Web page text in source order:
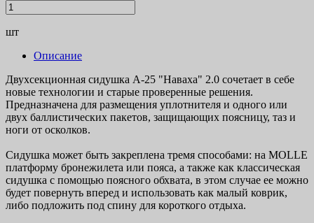
шт
Описание
Двухсекционная сидушка А-25 "Наваха" 2.0 сочетает в себе
новые технологии и старые проверенные решения.
Предназначена для размещения уплотнителя и одного или
двух баллистических пакетов, защищающих поясницу, таз и
ноги от осколков.
Сидушка может быть закреплена тремя способами: на MOLLE
платформу бронежилета или пояса, а также как классическая
сидушка с помощью поясного обхвата, в этом случае ее можно
будет повернуть вперед и использовать как малый коврик,
либо подложить под спину для короткого отдыха.